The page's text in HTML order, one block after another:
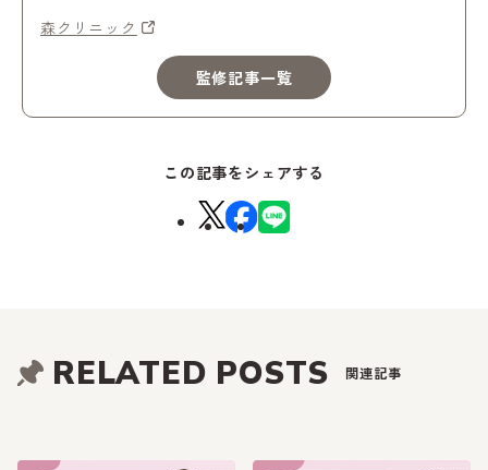
森クリニック
監修記事一覧
この記事をシェアする
RELATED POSTS 関連記事